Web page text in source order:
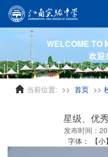
WELCOME TO
欢迎
当前位置: 首页
星级、优
发布时间：
字体：
【小】